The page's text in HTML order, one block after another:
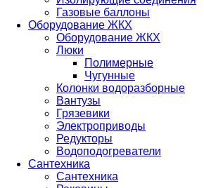
Газовые баллоны
Оборудование ЖКХ
Оборудование ЖКХ
Люки
Полимерные
Чугунные
Колонки водоразборные
Вантузы
Грязевики
Электроприводы
Редукторы
Водоподогреватели
Сантехника
Сантехника